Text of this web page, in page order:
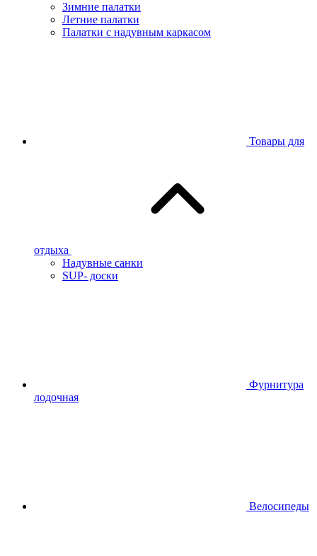
Зимние палатки
Летние палатки
Палатки с надувным каркасом
Товары для
отдыха
Надувные санки
SUP- доски
Фурнитура
лодочная
Велосипеды